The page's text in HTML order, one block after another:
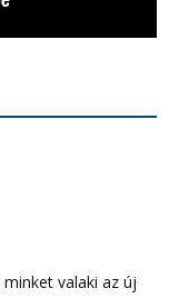
valaki az új